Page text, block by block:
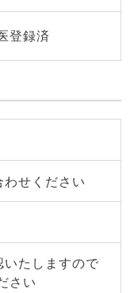
登録済
せください
たしますので
さい